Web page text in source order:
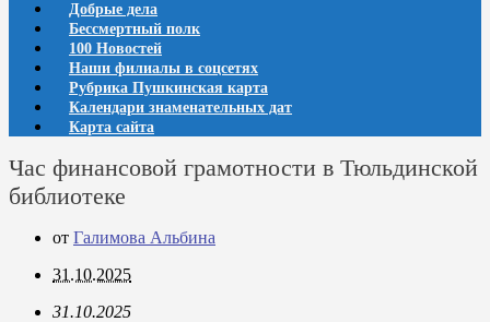
Добрые дела
Бессмертный полк
100 Новостей
Наши филиалы в соцсетях
Рубрика Пушкинская карта
Календари знаменательных дат
Карта сайта
Час финансовой грамотности в Тюльдинской
библиотеке
от Галимова Альбина
31.10.2025
31.10.2025